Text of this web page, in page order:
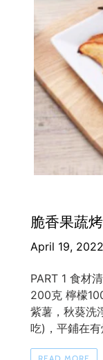
脆香果蔬烤
April 19, 2022
PART 1 食材
200克 檸檬
紫薯，秋葵洗
吃)，平鋪在